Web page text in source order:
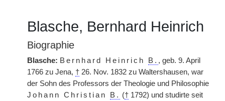
Blasche, Bernhard Heinrich
Biographie
Blasche: Bernhard Heinrich B. , geb. 9. April
1766 zu Jena, † 26. Nov. 1832 zu Waltershausen, war
der Sohn des Professors der Theologie und Philosophie
Johann Christian
B. (†1792) und studirte seit